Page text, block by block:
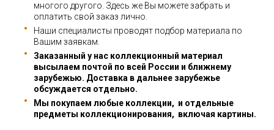
многого другого. Здесь же Вы можете забрать и
оплатить свой заказ лично.
Наши специалисты проводят подбор материала по
Вашим заявкам.
Заказанный у нас коллекционный материал
высылаем почтой по всей России и ближнему
зарубежью. Доставка в дальнее зарубежье
обсуждается отдельно.
Мы покупаем любые коллекции, и отдельные
предметы коллекционирования, включая картины.